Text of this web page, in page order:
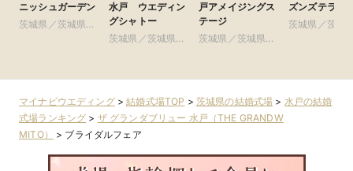
ニッシュガーデン
茨城県／茨城県全
水戸 ウエディン
グシャトー
茨城県／茨城県全
戸アメイジングス
テージ
茨城県／茨城県全
ズンズテラス
茨城県／茨城
マイナビウエディング>結婚式場TOP > 茨城県の結婚式場 > 水戸の結婚
式場ランキング > ザ グランダブリュー 水戸（THE GRANDW
MITO）
> ブライダルフェア